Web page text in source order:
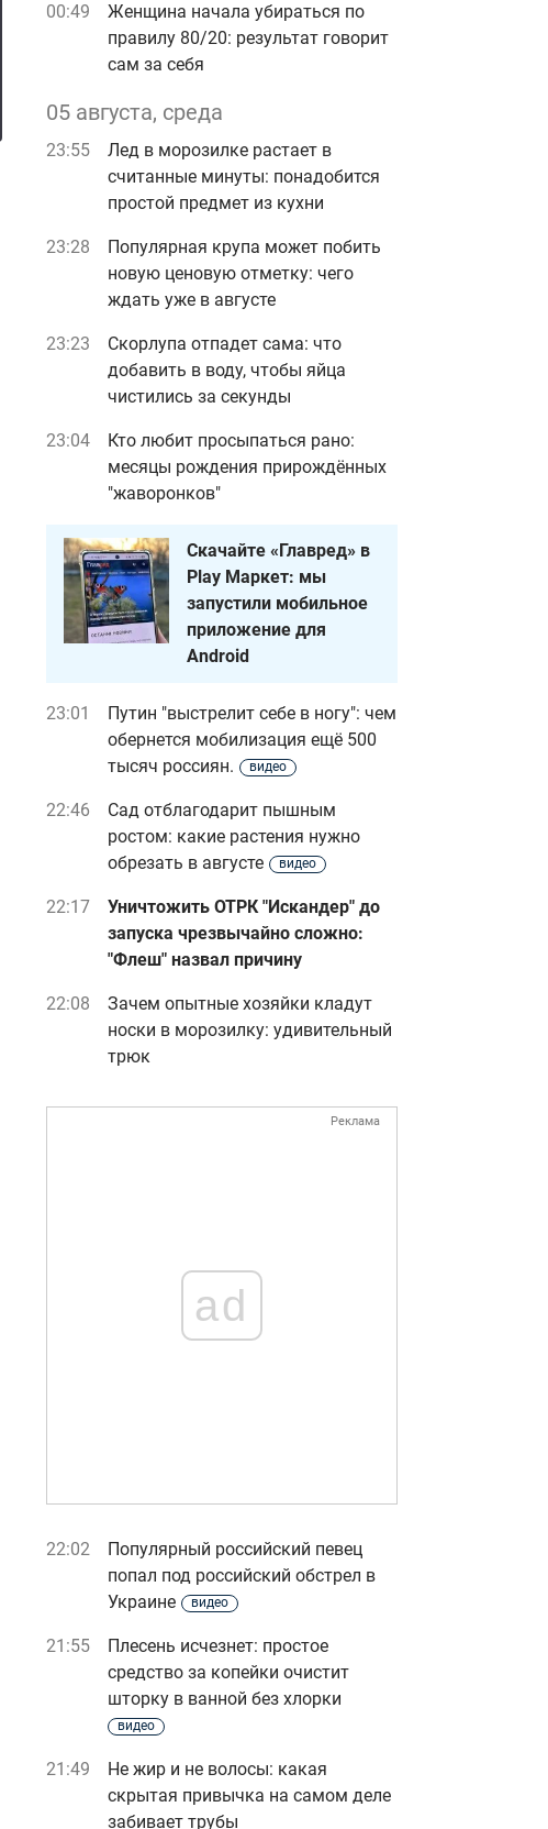
00:49
Женщина начала убираться по
правилу 80/20: результат говорит
сам за себя
05 августа, среда
23:55
Лед в морозилке растает в
считанные минуты: понадобится
простой предмет из кухни
23:28
Популярная крупа может побить
новую ценовую отметку: чего
ждать уже в августе
23:23
Скорлупа отпадет сама: что
добавить в воду, чтобы яйца
чистились за секунды
23:04
Кто любит просыпаться рано:
месяцы рождения прирождённых
"жаворонков"
Скачайте «Главред» в
Play Маркет: мы
запустили мобильное
приложение для
Android
23:01
Путин "выстрелит себе в ногу": чем
обернется мобилизация ещё 500
тысяч россиян.
видео
22:46
Сад отблагодарит пышным
ростом: какие растения нужно
обрезать в августе
видео
22:17
Уничтожить ОТРК "Искандер" до
запуска чрезвычайно сложно:
"Флеш" назвал причину
22:08
Зачем опытные хозяйки кладут
носки в морозилку: удивительный
трюк
Реклама
ad
22:02
Популярный российский певец
попал под российский обстрел в
Украине
видео
21:55
Плесень исчезнет: простое
средство за копейки очистит
шторку в ванной без хлорки
видео
21:49
Не жир и не волосы: какая
скрытая привычка на самом деле
забивает трубы